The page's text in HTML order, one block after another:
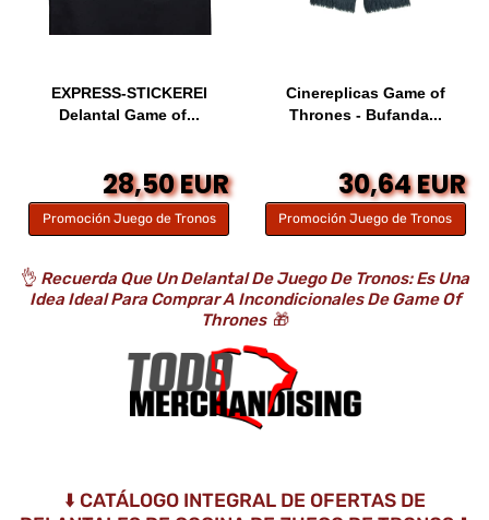
EXPRESS-STICKEREI
Delantal Game of...
28,50 EUR
Promoción Juego de Tronos
Cinereplicas Game of
Thrones - Bufanda...
30,64 EUR
Promoción Juego de Tronos
👌 Recuerda Que Un Delantal De Juego De Tronos: Es Una
Idea Ideal Para Comprar A Incondicionales De Game Of
Thrones 🎁
⬇️ CATÁLOGO INTEGRAL DE OFERTAS DE